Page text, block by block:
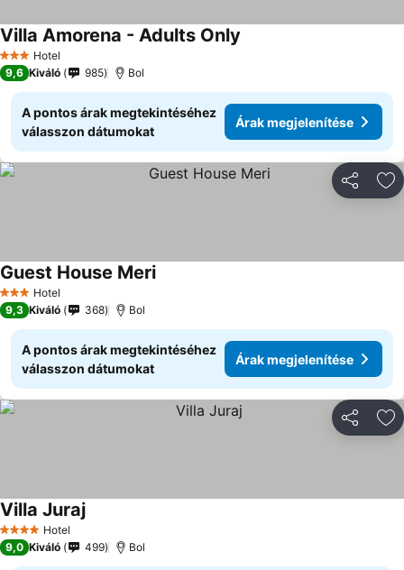
3 Kategória
Hotel
Villa Amorena - Adults Only
9,6 Kiváló 985 Bol
A pontos árak megtekintéséhez
válasszon dátumokat
Árak megjelenítése
3 Kategória
Hotel
Guest House Meri
9,3 Kiváló 368 Bol
A pontos árak megtekintéséhez
válasszon dátumokat
Árak megjelenítése
4 KategóriaHotel
Villa Juraj
9,0 Kiváló 499 Bol